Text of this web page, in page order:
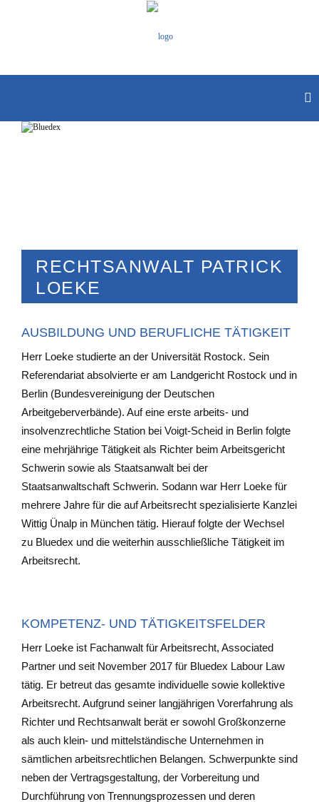
RECHTSANWALT PATRICK
LOEKE
AUSBILDUNG UND BERUFLICHE TÄTIGKEIT
Herr Loeke studierte an der Universität Rostock. Sein
Referendariat absolvierte er am Landgericht Rostock und in
Berlin (Bundesvereinigung der Deutschen
Arbeitgeberverbände). Auf eine erste arbeits- und
insolvenzrechtliche Station bei Voigt-Scheid in Berlin folgte
eine mehrjährige Tätigkeit als Richter beim Arbeitsgericht
Schwerin sowie als Staatsanwalt bei der
Staatsanwaltschaft Schwerin. Sodann war Herr Loeke für
mehrere Jahre für die auf Arbeitsrecht spezialisierte Kanzlei
Wittig Ünalp in München tätig. Hierauf folgte der Wechsel
zu Bluedex und die weiterhin ausschließliche Tätigkeit im
Arbeitsrecht.
KOMPETENZ- UND TÄTIGKEITSFELDER
Herr Loeke ist Fachanwalt für Arbeitsrecht, Associated
Partner und seit November 2017 für Bluedex Labour Law
tätig. Er betreut das gesamte individuelle sowie kollektive
Arbeitsrecht. Aufgrund seiner langjährigen Vorerfahrung als
Richter und Rechtsanwalt berät er sowohl Großkonzerne
als auch klein- und mittelständische Unternehmen in
sämtlichen arbeitsrechtlichen Belangen. Schwerpunkte sind
neben der Vertragsgestaltung, der Vorbereitung und
Durchführung von Trennungsprozessen und deren